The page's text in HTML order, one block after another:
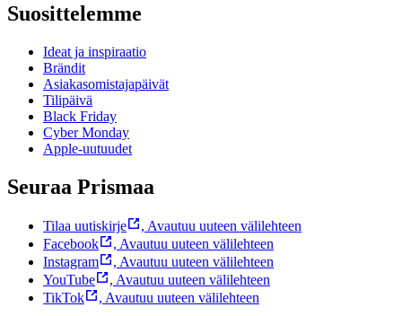
Suosittelemme
Ideat ja inspiraatio
Brändit
Asiakasomistajapäivät
Tilipäivä
Black Friday
Cyber Monday
Apple-uutuudet
Seuraa Prismaa
Tilaa uutiskirje , Avautuu uuteen välilehteen
Facebook
, Avautuu uuteen välilehteen
Instagram
, Avautuu uuteen välilehteen
YouTube
, Avautuu uuteen välilehteen
TikTok
, Avautuu uuteen välilehteen